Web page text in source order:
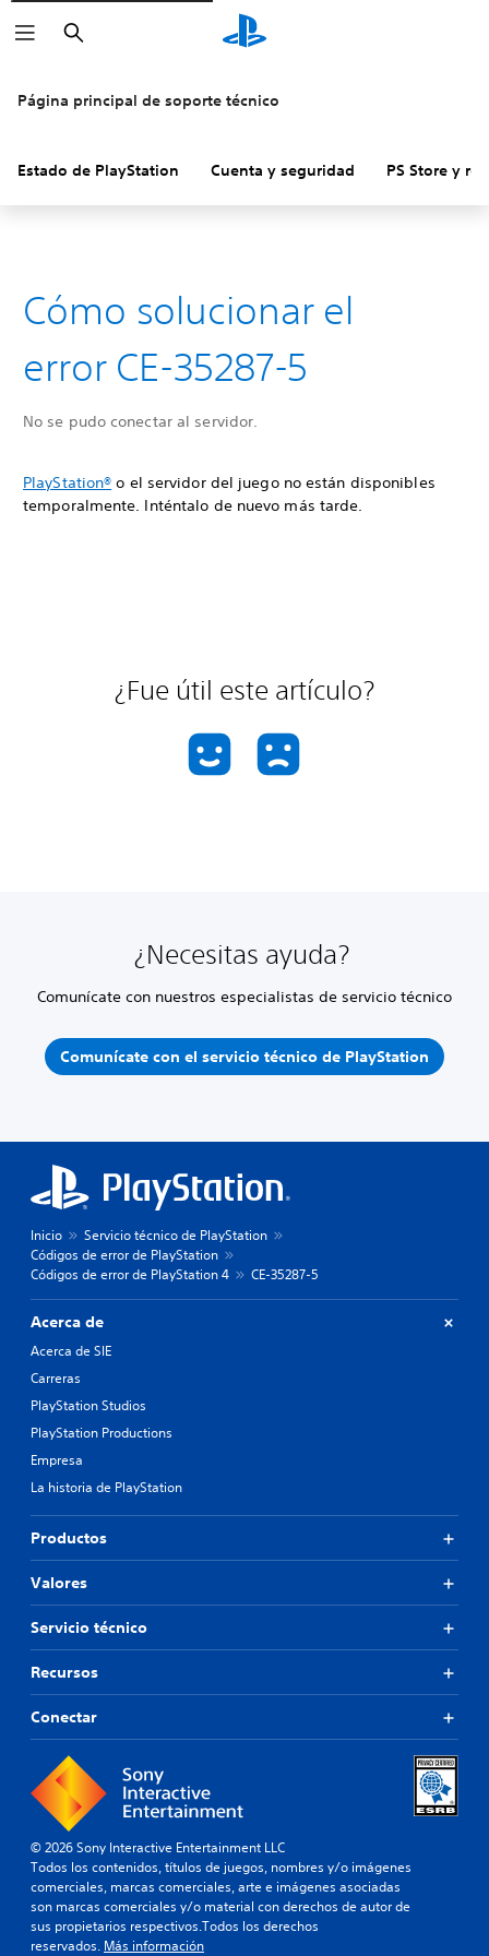
Buscar
Página principal de soporte técnico
Estado de PlayStation Cuenta y seguridad PS Store y
Cómo solucionar el
error CE-35287-5
No se pudo conectar al servidor.
PlayStation® o el servidor del juego no están disponibles
temporalmente. Inténtalo de nuevo más tarde.
¿Fue útil este artículo?
¿Necesitas ayuda?
Comunícate con nuestros especialistas de servicio técnico
Comunícate con el servicio técnico de PlayStation
Inicio
Servicio técnico de PlayStation
Códigos de error de PlayStation
Códigos de error de PlayStation 4
CE-35287-5
Acerca de
Acerca de SIE
Carreras
PlayStation Studios
PlayStation Productions
Empresa
La historia de PlayStation
Productos
Valores
Servicio técnico
Recursos
Conectar
© 2026 Sony Interactive Entertainment LLC
Todos los contenidos, títulos de juegos, nombres y/o imágenes
comerciales, marcas comerciales, arte e imágenes asociadas
son marcas comerciales y/o material con derechos de autor de
sus propietarios respectivos.Todos los derechos
reservados. Más información